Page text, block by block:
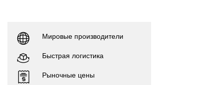
Мировые производители
Быстрая логистика
Рыночные цены